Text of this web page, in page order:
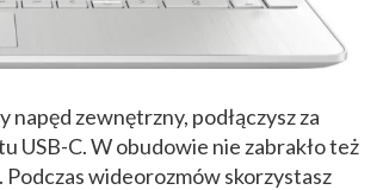
napęd zewnętrzny, podłączysz za
USB-C. W obudowie nie zabrakło też
Podczas wideorozmów skorzystasz